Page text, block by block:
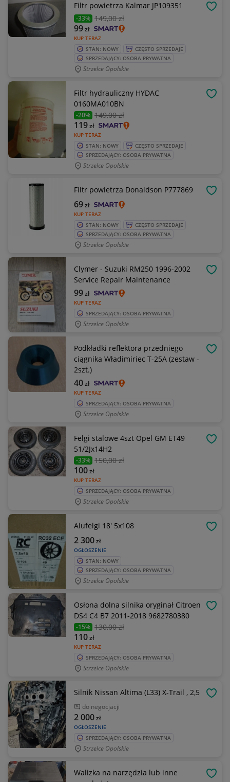
Filtr powietrza Kalmar JP109351
-33% 149,00 zł
KUP TERAZ
99zł
STAN: NOWY
CZĘSTO SPRZEDAJE
SPRZEDAJĄCY: OSOBA PRYWATNA
Strzelce Opolskie
Filtr hydrauliczny HYDAC
0160MA010BN
-20% 149,00 zł
KUP TERAZ
119zł
STAN: NOWY
CZĘSTO SPRZEDAJE
SPRZEDAJĄCY: OSOBA PRYWATNA
Strzelce Opolskie
Filtr powietrza Donaldson P777869
KUP TERAZ
69zł
STAN: NOWY
CZĘSTO SPRZEDAJE
SPRZEDAJĄCY: OSOBA PRYWATNA
Strzelce Opolskie
Clymer - Suzuki RM250 1996-2002
Service Repair Maintenance
KUP TERAZ
99zł
SPRZEDAJĄCY: OSOBA PRYWATNA
Strzelce Opolskie
Podkładki reflektora przedniego
ciągnika Władimiriec T-25A (zestaw -
2szt.)
KUP TERAZ
40zł
SPRZEDAJĄCY: OSOBA PRYWATNA
Strzelce Opolskie
Felgi stalowe 4szt Opel GM ET49
51/2Jx14H2
-33% 150,00 zł
KUP TERAZ
100zł
SPRZEDAJĄCY: OSOBA PRYWATNA
Strzelce Opolskie
Alufelgi 18' 5x108
OGŁOSZENIE
2 300zł
STAN: NOWY
SPRZEDAJĄCY: OSOBA PRYWATNA
Strzelce Opolskie
Osłona dolna silnika oryginał Citroen
DS4 C4 B7 2011-2018 9682780380
-15% 130,00 zł
KUP TERAZ
110zł
SPRZEDAJĄCY: OSOBA PRYWATNA
Strzelce Opolskie
Silnik Nissan Altima (L33) X-Trail , 2,5
do negocjacji
OGŁOSZENIE
2 000zł
SPRZEDAJĄCY: OSOBA PRYWATNA
Strzelce Opolskie
Walizka na narzędzia lub inne